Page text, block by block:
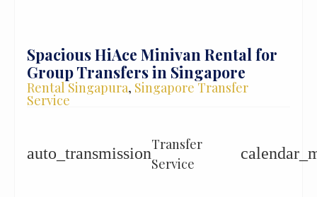
Spacious HiAce Minivan Rental for
Group Transfers in Singapore
Rental Singapura, Singapore Transfer
Service
auto_transmission
Transfer
Service